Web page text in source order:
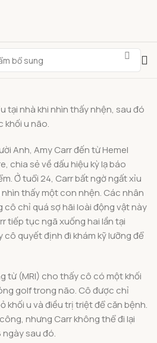
tại nhà khi nhìn thấy nhện, sau đó
khối u não.
Anh, Amy Carr đến từ Hemel
chia sẻ về dấu hiệu kỳ lạ báo
Ở tuổi 24, Carr bất ngờ ngất xỉu
thấy một con nhện. Các nhân
cô chỉ quá sợ hãi loài động vật này
tiếp tục ngã xuống hai lần tại
cô quyết định đi khám kỹ lưỡng để
từ (MRI) cho thấy cô có một khối
golf trong não. Cô được chỉ
khối u và điều trị triệt để căn bệnh.
nhưng Carr không thể đi lại
sau đó.